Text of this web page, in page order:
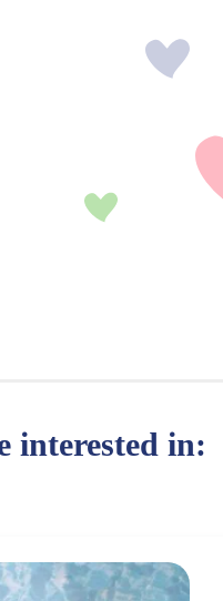
interested in: